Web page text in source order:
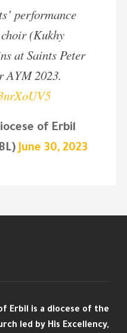
performance
(Kukhy
at Saints Peter
AYM 2023.
of Erbil
June 30, 2023
Erbil is a diocese of the
led by His Excellency,